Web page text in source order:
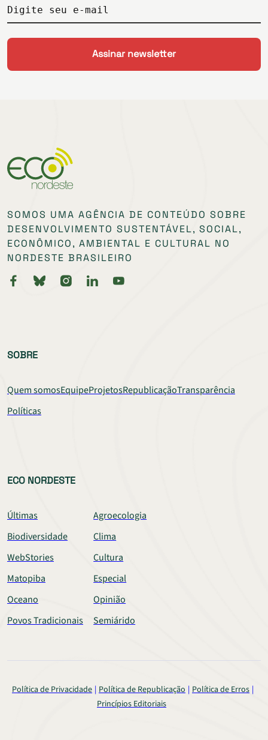
Digite seu e-mail
SOMOS UMA AGÊNCIA DE CONTEÚDO SOBRE
DESENVOLVIMENTO SUSTENTÁVEL, SOCIAL,
ECONÔMICO, AMBIENTAL E CULTURAL NO
NORDESTE BRASILEIRO
SOBRE
Quem somosEquipeProjetosRepublicaçãoTransparência
Políticas
ECO NORDESTE
Últimas
Agroecologia
Biodiversidade
Clima
WebStories
Cultura
Matopiba
Especial
Oceano
Opinião
Povos Tradicionais
Semiárido
Política de Privacidade Política de Republicação
Política de Erros
Princípios Editoriais